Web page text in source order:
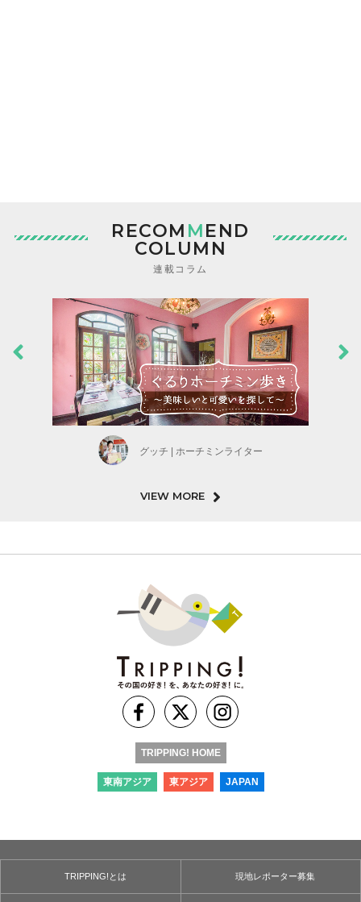
RECOM MEND
COLUMN
連載コラム
グッチ | ホーチミンライター
VIEW MORE
TRIPPING! HOME
東南アジア 東アジア JAPAN
TRIPPING!とは 現地レポーター募集